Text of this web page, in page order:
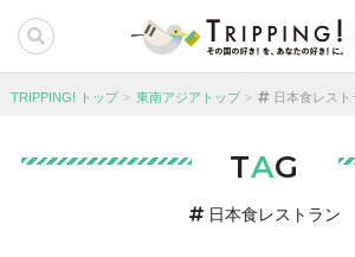
TRIPPING! トップ 東南アジアトップ 日本食レスト
TAG
日本食レストラン